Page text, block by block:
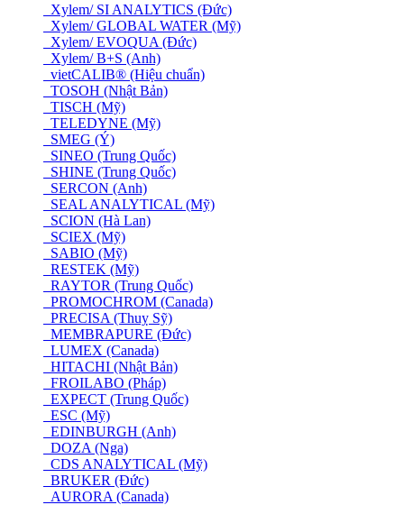
Xylem/ SI ANALYTICS (Đức)
Xylem/ GLOBAL WATER (Mỹ)
Xylem/ EVOQUA (Đức)
Xylem/ B+S (Anh)
vietCALIB® (Hiệu chuẩn)
TOSOH (Nhật Bản)
TISCH (Mỹ)
TELEDYNE (Mỹ)
SMEG (Ý)
SINEO (Trung Quốc)
SHINE (Trung Quốc)
SERCON (Anh)
SEAL ANALYTICAL (Mỹ)
SCION (Hà Lan)
SCIEX (Mỹ)
SABIO (Mỹ)
RESTEK (Mỹ)
RAYTOR (Trung Quốc)
PROMOCHROM (Canada)
PRECISA (Thuỵ Sỹ)
MEMBRAPURE (Đức)
LUMEX (Canada)
HITACHI (Nhật Bản)
FROILABO (Pháp)
EXPECT (Trung Quốc)
ESC (Mỹ)
EDINBURGH (Anh)
DOZA (Nga)
CDS ANALYTICAL (Mỹ)
BRUKER (Đức)
AURORA (Canada)